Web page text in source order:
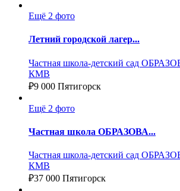
Ещё 2 фото
Летний городской лагер...
Частная школа-детский сад
КМВ
₽9 000 Пятигорск
Ещё 2 фото
Частная школа ОБРАЗОВА...
Частная школа-детский сад
КМВ
₽37 000 Пятигорск